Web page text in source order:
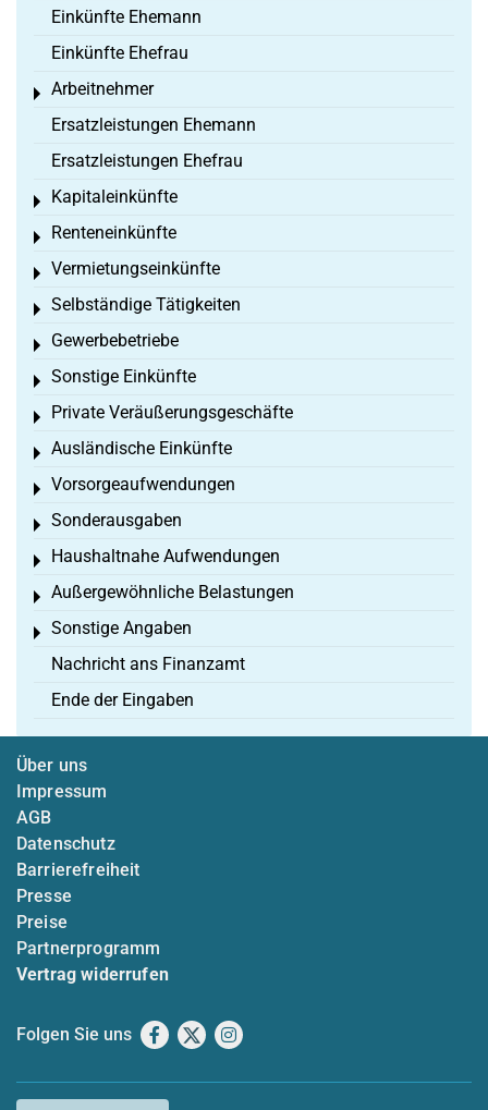
Einkünfte Ehemann
Einkünfte Ehefrau
Arbeitnehmer
Toggle menu
Ersatzleistungen Ehemann
Ersatzleistungen Ehefrau
Kapitaleinkünfte
Toggle menu
Renteneinkünfte
Toggle menu
Vermietungseinkünfte
Toggle menu
Selbständige Tätigkeiten
Toggle menu
Gewerbebetriebe
Toggle menu
Sonstige Einkünfte
Toggle menu
Private Veräußerungsgeschäfte
Toggle menu
Ausländische Einkünfte
Toggle menu
Vorsorgeaufwendungen
Toggle menu
Sonderausgaben
Toggle menu
Haushaltnahe Aufwendungen
Toggle menu
Außergewöhnliche Belastungen
Toggle menu
Sonstige Angaben
Toggle menu
Nachricht ans Finanzamt
Ende der Eingaben
Über uns
Impressum
AGB
Datenschutz
Barrierefreiheit
Presse
Preise
Partnerprogramm
Vertrag widerrufen
Folgen Sie uns Facebook
X Instagram